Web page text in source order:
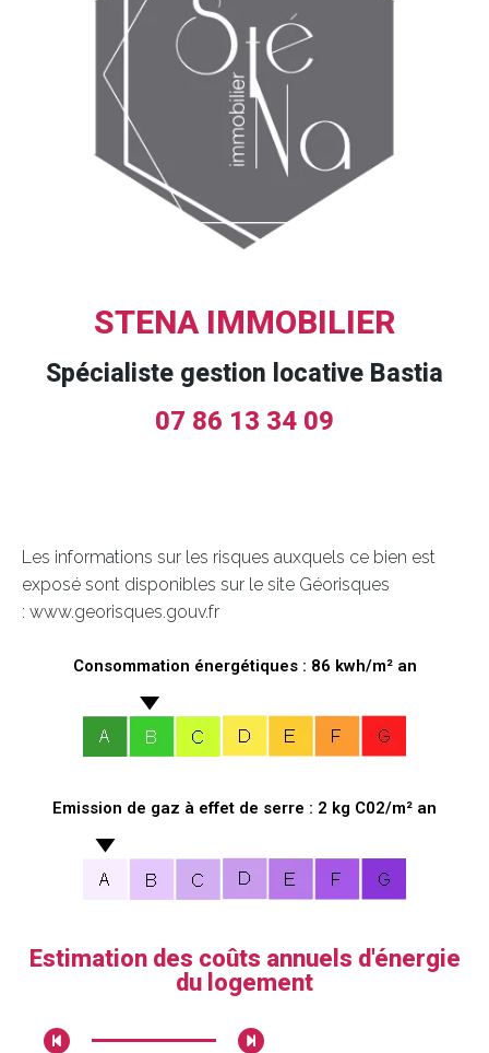
STENA IMMOBILIER
Spécialiste gestion locative Bastia
07 86 13 34 09
Les informations sur les risques auxquels ce bien est
exposé sont disponibles sur le site Géorisques
: www.georisques.gouv.fr
Consommation énergétiques : 86 kwh/m² an
Emission de gaz à effet de serre : 2 kg C02/m² an
Estimation des coûts annuels d'énergie
du logement